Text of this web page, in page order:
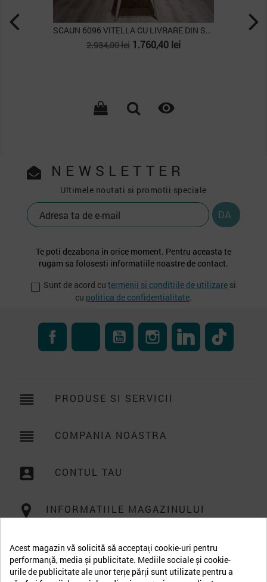
SCAUN 6096 VITELLA CU LIVRARE DIN STOC, SET (2...
SCAUN 6343 HAVANA,
NEWSLETTER
Ultimele noutati si promotii speciale
Te poti dezabona in orice moment. Pentru aceasta te
rugam sa folosesti informatiile noastre de contact.
Sunt de acord cu termenii si conditiile de utilizare si
cu politica de confidentialitate.
FacebookRSS YouTube InstagramLinkedIn
reorder PRODUSE SI SERVICII
reorder COMPANIA NOASTRA
account_box CONTUL TAU
INFORMATIILE MAGAZINULUI
Acest magazin vă solicită să acceptați cookie-uri pentru
performanță, media și publicitate. Mediile sociale și cookie-
urile de publicitate ale unor terțe părți sunt utilizate pentru a